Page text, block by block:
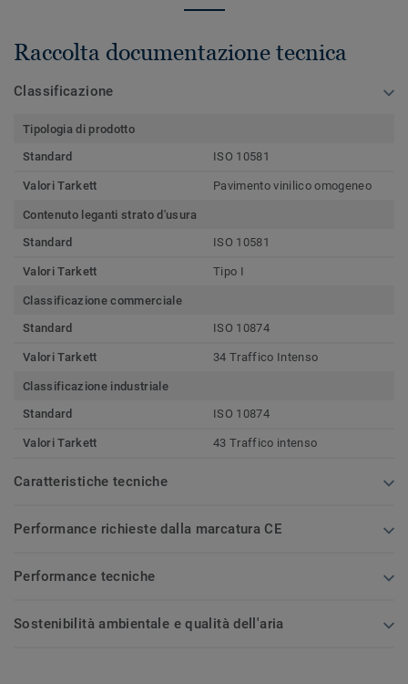
Raccolta documentazione tecnica
Classificazione
Tipologia di prodotto
Standard
ISO 10581
Valori Tarkett Pavimento vinilico omogeneo
Contenuto leganti strato d'usura
Standard
ISO 10581
Valori Tarkett Tipo I
Classificazione commerciale
Standard
ISO 10874
Valori Tarkett 34 Traffico Intenso
Classificazione industriale
Standard
ISO 10874
Valori Tarkett 43 Traffico intenso
Caratteristiche tecniche
Performance richieste dalla marcatura CE
Performance tecniche
Sostenibilità ambientale e qualità dell'aria